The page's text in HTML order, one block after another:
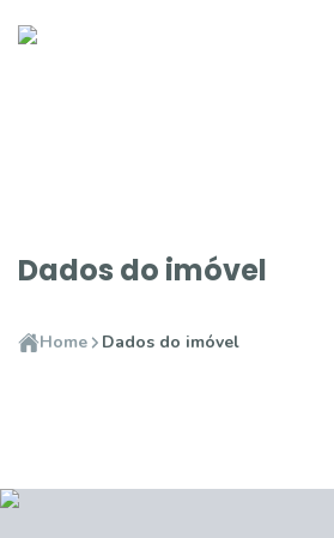
Dados do imóvel
Home Dados do imóvel